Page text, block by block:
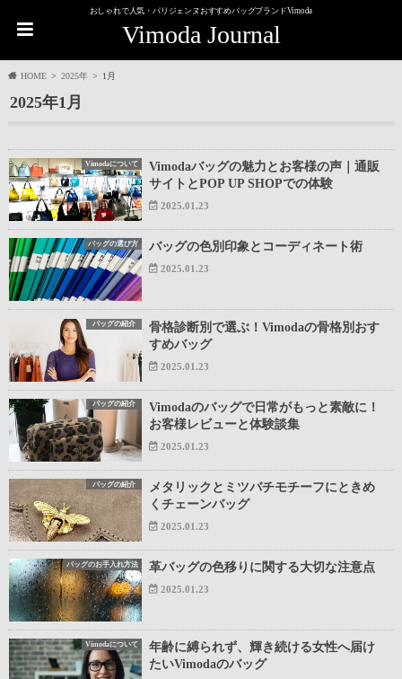
おしゃれで人気・パリジェンヌおすすめバッグブランドVimoda
Vimoda Journal
HOME 2025年 1月
2025年1月
Vimodaについて
Vimodaバッグの魅力とお客様の声｜通販
サイトとPOP UP SHOPでの体験
2025.01.23
バッグの選び方 バッグの色別印象とコーディネート術
2025.01.23
バッグの紹介
骨格診断別で選ぶ！Vimodaの骨格別おす
すめバッグ
2025.01.23
バッグの紹介
Vimodaのバッグで日常がもっと素敵に！
お客様レビューと体験談集
2025.01.23
バッグの紹介
メタリックとミツバチモチーフにときめ
くチェーンバッグ
2025.01.23
バッグのお手入れ方法 革バッグの色移りに関する大切な注意点
2025.01.23
Vimodaについて
年齢に縛られず、輝き続ける女性へ届け
たいVimodaのバッグ